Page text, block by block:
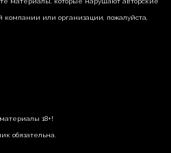
или организации, пожалуйста,
18+!
обязательна.